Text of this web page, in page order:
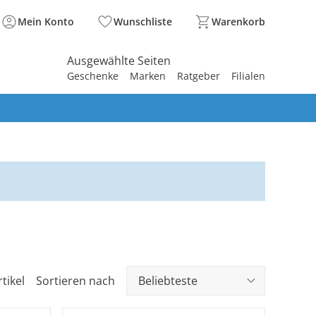
Mein Konto Wunschliste Warenkorb
Ausgewählte Seiten
Geschenke Marken Ratgeber Filialen
Sortieren nach